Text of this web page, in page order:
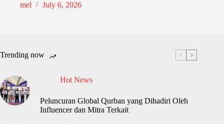
mel
July 6, 2026
Trending now
Hot News
Peluncuran Global Qurban yang Dihadiri Oleh
Influencer dan Mitra Terkait